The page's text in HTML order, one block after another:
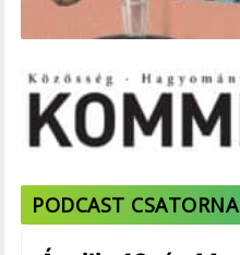
PODCAST CSATORNA